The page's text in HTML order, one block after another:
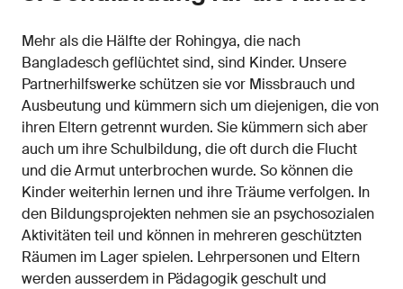
Mehr als die Hälfte der Rohingya, die nach
Bangladesch geflüchtet sind, sind Kinder. Unsere
Partnerhilfswerke schützen sie vor Missbrauch und
Ausbeutung und kümmern sich um diejenigen, die von
ihren Eltern getrennt wurden. Sie kümmern sich aber
auch um ihre Schulbildung, die oft durch die Flucht
und die Armut unterbrochen wurde. So können die
Kinder weiterhin lernen und ihre Träume verfolgen. In
den Bildungsprojekten nehmen sie an psychosozialen
Aktivitäten teil und können in mehreren geschützten
Räumen im Lager spielen. Lehrpersonen und Eltern
werden ausserdem in Pädagogik geschult und